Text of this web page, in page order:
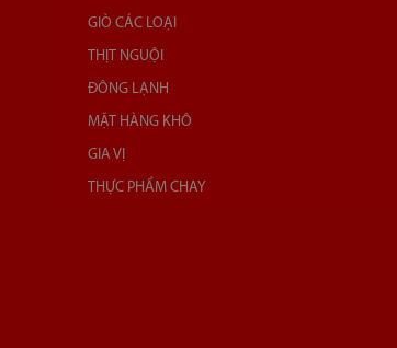
GIÒ CÁC LOẠI
THỊT NGUỘI
ĐÔNG LẠNH
MẶT HÀNG KHÔ
GIA VỊ
THỰC PHẨM CHAY